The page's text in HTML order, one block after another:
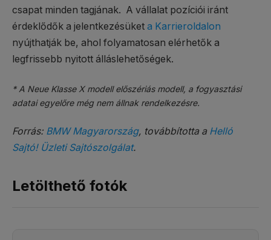
csapat minden tagjának. A vállalat pozíciói iránt
érdeklődők a jelentkezésüket a Karrieroldalon
nyújthatják be, ahol folyamatosan elérhetők a
legfrissebb nyitott álláslehetőségek.
* A Neue Klasse X modell előszériás modell, a fogyasztási
adatai egyelőre még nem állnak rendelkezésre.
Forrás: BMW Magyarország, továbbította a Helló
Sajtó! Üzleti Sajtószolgálat.
Letölthető fotók